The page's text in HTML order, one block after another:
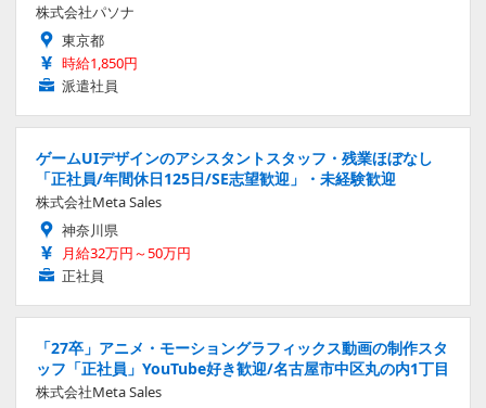
株式会社パソナ
東京都
時給1,850円
派遣社員
ゲームUIデザインのアシスタントスタッフ・残業ほぼなし
「正社員/年間休日125日/SE志望歓迎」・未経験歓迎
株式会社Meta Sales
神奈川県
月給32万円～50万円
正社員
「27卒」アニメ・モーショングラフィックス動画の制作スタ
ッフ「正社員」YouTube好き歓迎/名古屋市中区丸の内1丁目
株式会社Meta Sales